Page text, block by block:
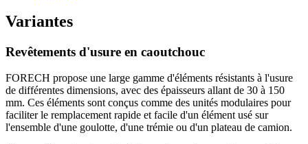
Variantes
Revêtements d'usure en caoutchouc
FORECH propose une large gamme d'éléments résistants à l'usure
de différentes dimensions, avec des épaisseurs allant de 30 à 150
mm. Ces éléments sont conçus comme des unités modulaires pour
faciliter le remplacement rapide et facile d'un élément usé sur
l'ensemble d'une goulotte, d'une trémie ou d'un plateau de camion.